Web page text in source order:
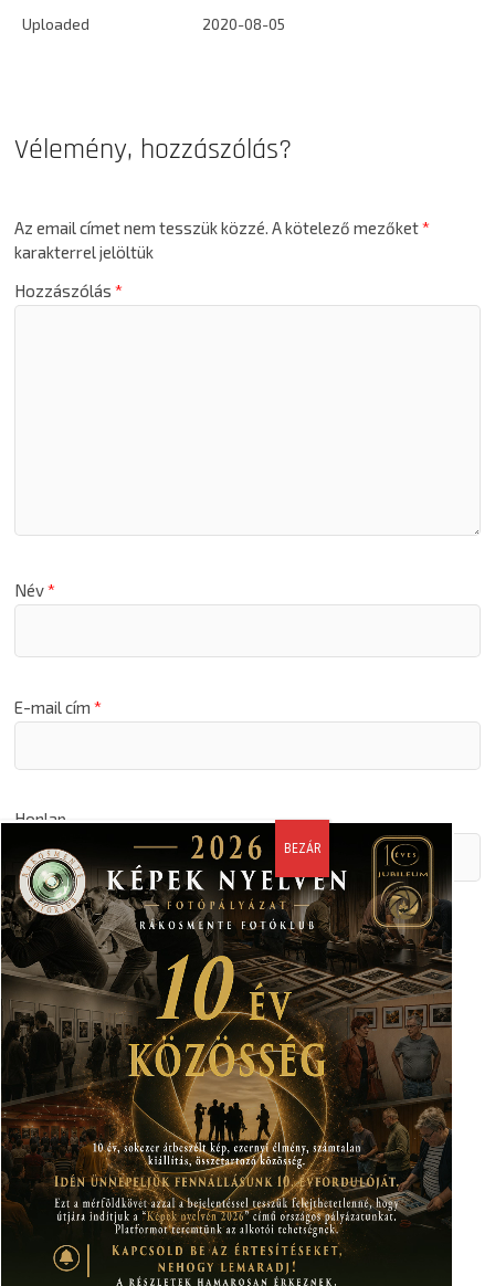
Uploaded 2020-08-05
Vélemény, hozzászólás?
Az email címet nem tesszük közzé. A kötelező mezőket*
karakterrel jelöltük
Hozzászólás*
Név*
E-mail cím*
Honlap
A nevem, email címem, és weboldalcímem mentése a
böngészőben a következő hozzászólásomhoz.